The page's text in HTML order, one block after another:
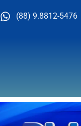
(88) 9.8812-5476